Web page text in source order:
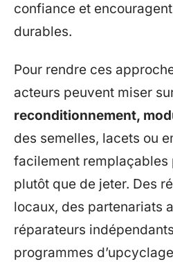
confiance et
durables.
Pour rendre ces
acteurs peuvent miser
reconditionnement,
des semelles, lacets ou
facilement remplaçables
plutôt que de jeter. Des
locaux, des partenariats
réparateurs
programmes